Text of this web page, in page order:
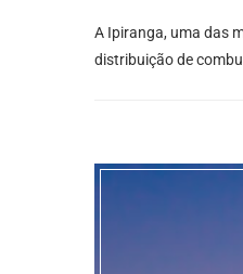
A Ipiranga, uma das
distribuição de